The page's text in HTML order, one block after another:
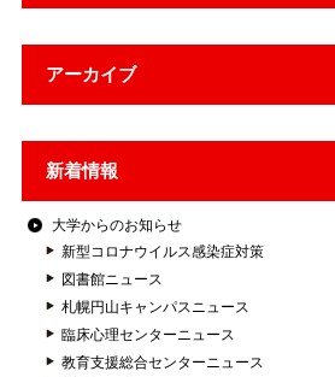
アーカイブ
新着情報
大学からのお知らせ
新型コロナウイルス感染症対策
図書館ニュース
札幌円山キャンパスニュース
臨床心理センターニュース
教育支援総合センターニュース